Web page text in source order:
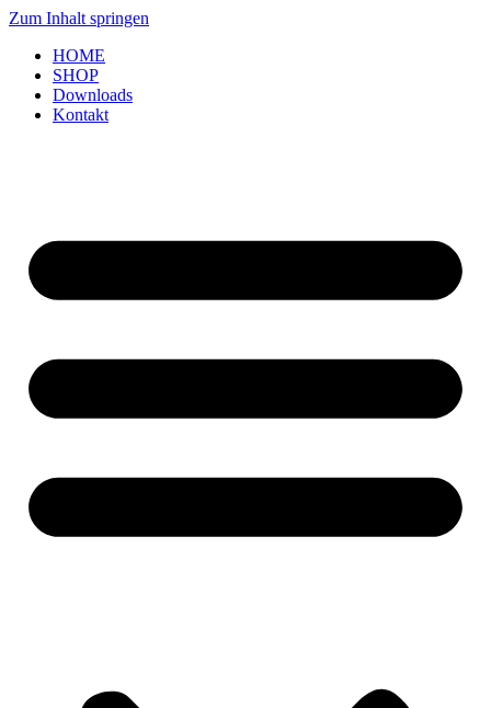
Zum Inhalt springen
HOME
SHOP
Downloads
Kontakt